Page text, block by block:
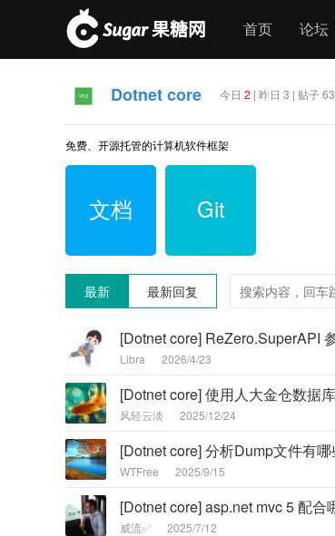
首页 论坛
Dotnet core 今日 2 | 昨日 3 | 贴子
免费、开源托管的计算机软件框架
文档 Git
最新 最新回复
[Dotnet core] ReZero.SuperAPI
Libra
2026/4/23
[Dotnet core] 使用人大金仓数据
风轻云淡
2025/12/24
[Dotnet core] 分析Dump文件有
WTFree
2025/9/15
[Dotnet core] asp.net mvc 5 配
威流✅
2025/7/12